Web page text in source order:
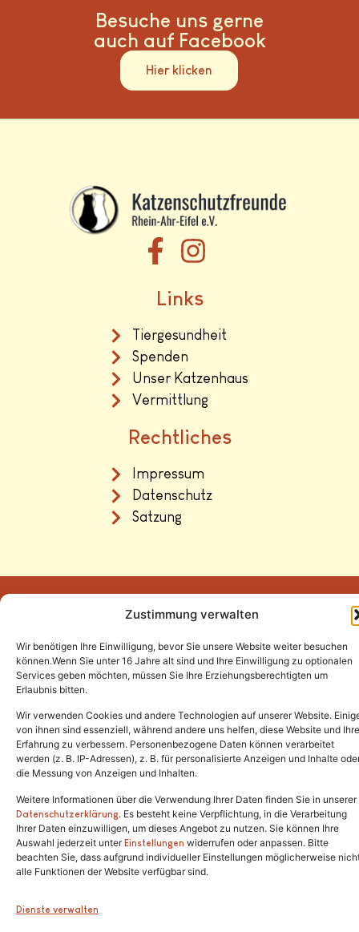
Zustimmung verwalten
Wir benötigen Ihre Einwilligung, bevor Sie unsere Website weiter besuchen
können.Wenn Sie unter 16 Jahre alt sind und Ihre Einwilligung zu optionalen
Services geben möchten, müssen Sie Ihre Erziehungsberechtigten um
Erlaubnis bitten.
Wir verwenden Cookies und andere Technologien auf unserer Website.
von ihnen sind essenziell, während andere uns helfen, diese Website und Ihre
Erfahrung zu verbessern. Personenbezogene Daten können verarbeitet
werden (z. B. IP-Adressen), z. B. für personalisierte Anzeigen und Inhalte
die Messung von Anzeigen und Inhalten.
Weitere Informationen über die Verwendung Ihrer Daten finden Sie in unserer
Datenschutzerklärung. Es besteht keine Verpflichtung, in die Verarbeitung
Ihrer Daten einzuwilligen, um dieses Angebot zu nutzen. Sie können Ihre
Auswahl jederzeit unterEinstellungen widerrufen oder anpassen. Bitte
beachten Sie, dass aufgrund individueller Einstellungen möglicherweise
alle Funktionen der Website verfügbar sind.
Dienste verwalten
Besuche uns gerne
auch auf Facebook
Hier klicken
Links
Tiergesundheit
Spenden
Unser Katzenhaus
Vermittlung
Rechtliches
Impressum
Datenschutz
Satzung
Copyright © 2024. Alle Rechte vorbehalten.
Tel.:(02646) 915928
info@katzenschutzfreunde.de
Im Brandenfeld 22
53426 Schalkenbach